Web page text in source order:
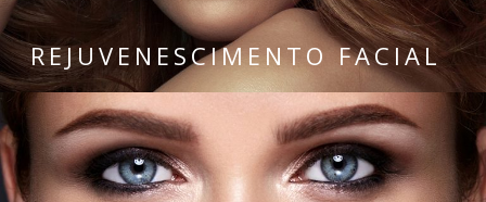
REJUVENESCIMENTO FACIAL